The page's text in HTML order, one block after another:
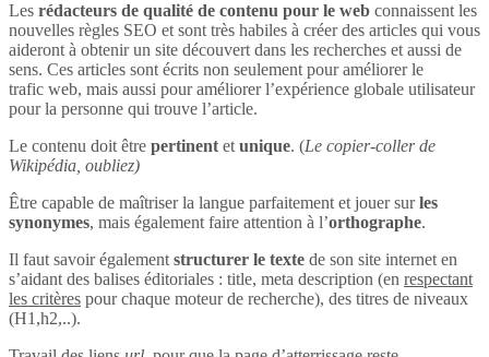
Les rédacteurs de qualité de contenu pour le web connaissent les
nouvelles règles SEO et sont très habiles à créer des articles qui vous
aideront à obtenir un site découvert dans les recherches et aussi de
sens. Ces articles sont écrits non seulement pour améliorer le
trafic web, mais aussi pour améliorer l’expérience globale utilisateur
pour la personne qui trouve l’article.
Le contenu doit être pertinent et unique. (Le copier-coller de
Wikipédia, oubliez)
Être capable de maîtriser la langue parfaitement et jouer surles
synonymes, mais également faire attention à l’orthographe.
Il faut savoir également structurer le texte de son site internet en
s’aidant des balises éditoriales : title, meta description (en respectant
les critères pour chaque moteur de recherche), des titres de niveaux
(H1,h2,..).